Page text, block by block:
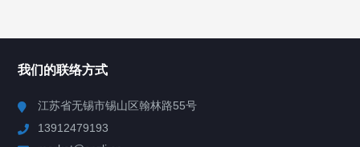
Chiller高精度制冷循环器
我们的联络方式
江苏省无锡市锡山区翰林路55号
13912479193